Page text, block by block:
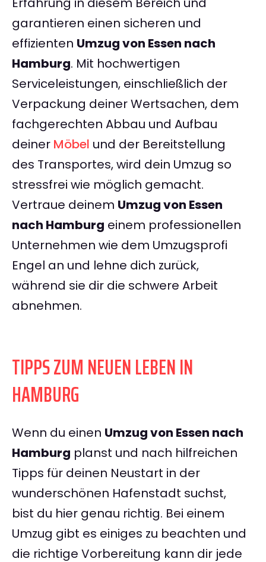
garantieren einen sicheren und
effizienten Umzug von Essen nach
Hamburg. Mit hochwertigen
Serviceleistungen, einschließlich der
Verpackung deiner Wertsachen, dem
fachgerechten Abbau und Aufbau
deiner Möbel und der Bereitstellung
des Transportes, wird dein Umzug so
stressfrei wie möglich gemacht.
Vertraue deinem Umzug von Essen
nach Hamburg einem professionellen
Unternehmen wie dem Umzugsprofi
Engel an und lehne dich zurück,
während sie dir die schwere Arbeit
abnehmen.
TIPPS ZUM NEUEN LEBEN IN
HAMBURG
Wenn du einen Umzug von Essen nach
Hamburg planst und nach hilfreichen
Tipps für deinen Neustart in der
wunderschönen Hafenstadt suchst,
bist du hier genau richtig. Bei einem
Umzug gibt es einiges zu beachten und
die richtige Vorbereitung kann dir jede